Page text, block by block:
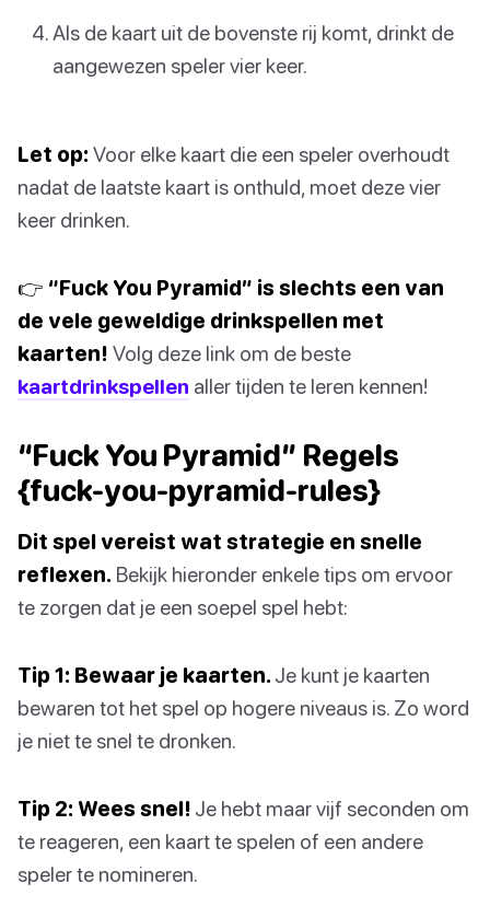
Als de kaart uit de bovenste rij komt, drinkt de
aangewezen speler vier keer.
Let op: Voor elke kaart die een speler overhoudt
nadat de laatste kaart is onthuld, moet deze vier
keer drinken.
👉 “Fuck You Pyramid” is slechts een van
de vele geweldige drinkspellen met
kaarten! Volg deze link om de beste
kaartdrinkspellen aller tijden te leren kennen!
“Fuck You Pyramid” Regels
{fuck-you-pyramid-rules}
Dit spel vereist wat strategie en snelle
reflexen. Bekijk hieronder enkele tips om ervoor
te zorgen dat je een soepel spel hebt:
Tip 1: Bewaar je kaarten. Je kunt je kaarten
bewaren tot het spel op hogere niveaus is. Zo word
je niet te snel te dronken.
Tip 2: Wees snel! Je hebt maar vijf seconden om
te reageren, een kaart te spelen of een andere
speler te nomineren.